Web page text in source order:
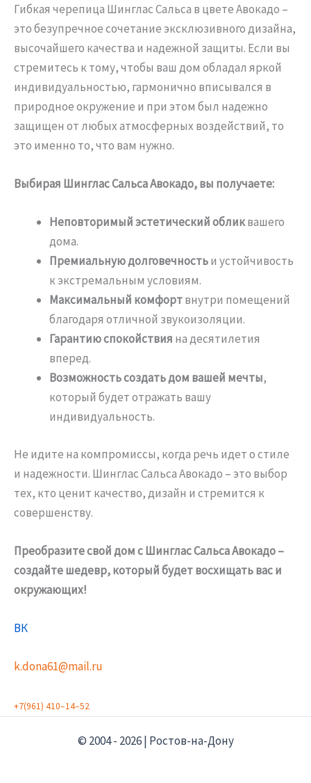
Гибкая черепица Шинглас Сальса в цвете Авокадо –
это безупречное сочетание эксклюзивного дизайна,
высочайшего качества и надежной защиты. Если вы
стремитесь к тому, чтобы ваш дом обладал яркой
индивидуальностью, гармонично вписывался в
природное окружение и при этом был надежно
защищен от любых атмосферных воздействий, то
это именно то, что вам нужно.
Выбирая Шинглас Сальса Авокадо, вы получаете:
Неповторимый эстетический обликвашего
дома.
Премиальную долговечностьи устойчивость
к экстремальным условиям.
Максимальный комфортвнутри помещений
благодаря отличной звукоизоляции.
Гарантию спокойствия на десятилетия
вперед.
Возможность создать дом вашей мечты,
который будет отражать вашу
индивидуальность.
Не идите на компромиссы, когда речь идет о стиле
и надежности. Шинглас Сальса Авокадо – это выбор
тех, кто ценит качество, дизайн и стремится к
совершенству.
Преобразите свой дом с Шинглас Сальса Авокадо –
создайте шедевр, который будет восхищать вас и
окружающих!
ВК
k.dona61@mail.ru
+7(961) 410–14–52
© 2004 - 2026 | Ростов-на-Дону